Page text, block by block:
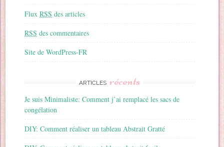
FluxRSS des articles
RSS des commentaires
Site de WordPress-FR
ARTICLES récents
Je suis Minimaliste: Comment j’ai remplacé les sacs de
congélation
DIY: Comment réaliser un tableau Abstrait Gratté